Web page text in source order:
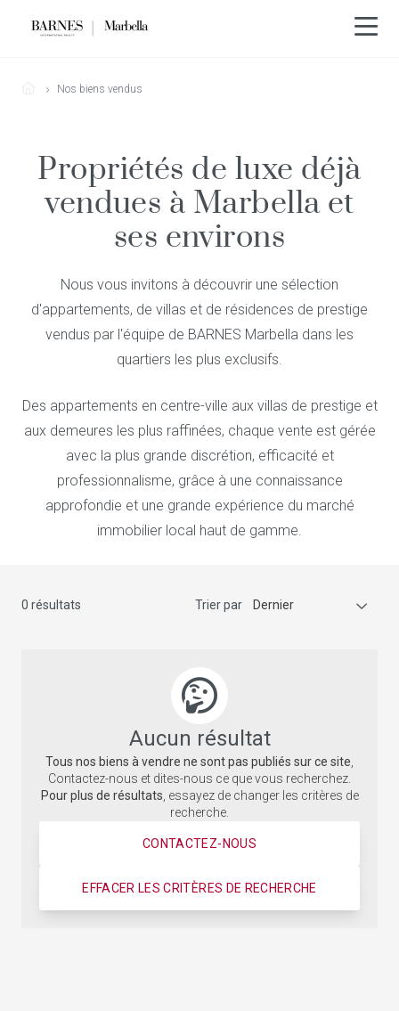
Nos biens vendus
Propriétés de luxe déjà
vendues à Marbella et
ses environs
Nous vous invitons à découvrir une sélection
d'appartements, de villas et de résidences de prestige
vendus par l'équipe de BARNES Marbella dans les
quartiers les plus exclusifs.
Des appartements en centre-ville aux villas de prestige et
aux demeures les plus raffinées, chaque vente est gérée
avec la plus grande discrétion, efficacité et
professionnalisme, grâce à une connaissance
approfondie et une grande expérience du marché
immobilier local haut de gamme.
0 résultats Trier par Dernier
Aucun résultat
Tous nos biens à vendre ne sont pas publiés sur ce site
Contactez-nous et dites-nous ce que vous recherchez.
Pour plus de résultats , essayez de changer les critères de
recherche.
CONTACTEZ-NOUS
EFFACER LES CRITÈRES DE RECHERCHE